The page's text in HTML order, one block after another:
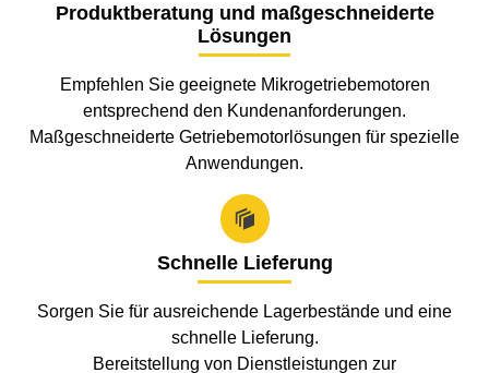
Produktberatung und maßgeschneiderte
Lösungen
Empfehlen Sie geeignete Mikrogetriebemotoren
entsprechend den Kundenanforderungen.
Maßgeschneiderte Getriebemotorlösungen für spezielle
Anwendungen.

Schnelle Lieferung
Sorgen Sie für ausreichende Lagerbestände und eine
schnelle Lieferung.
Bereitstellung von Dienstleistungen zur